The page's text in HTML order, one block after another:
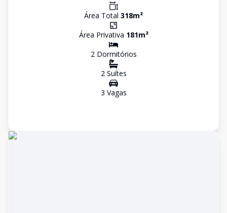
Área Total 318m²
Área Privativa 181m²
2Dormitórios
2Suítes
3 Vagas